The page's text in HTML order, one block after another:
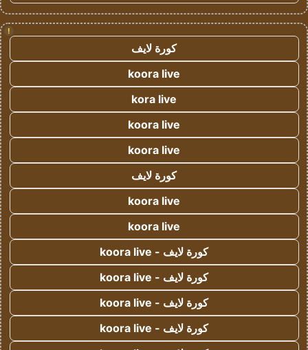
!
كورة لايف
koora live
kora live
koora live
koora live
كورة لايف
koora live
koora live
كورة لايف - koora live
كورة لايف - koora live
كورة لايف - koora live
كورة لايف - koora live